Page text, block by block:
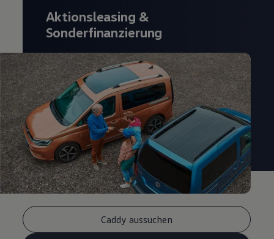
Caddy aussuchen
Aktionsleasing &
Sonderfinanzierung